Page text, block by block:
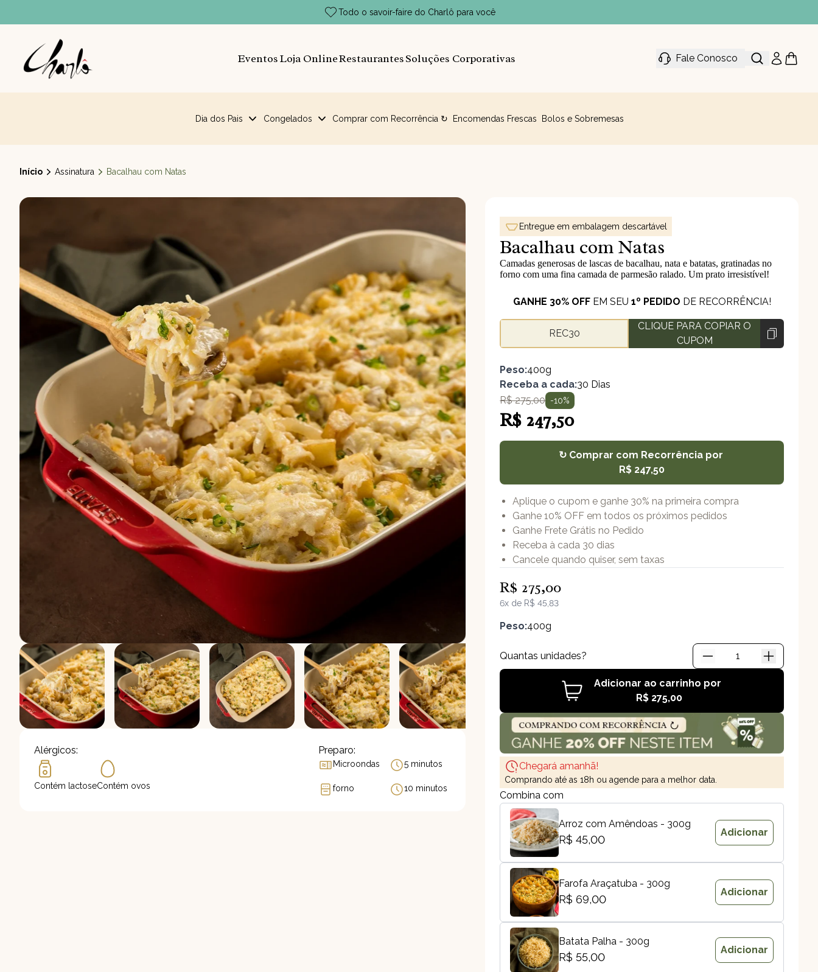
Todo o savoir-faire do Charlô para você
EventosLoja OnlineRestaurantesSoluções Corporativas Fale Conosco
Dia dos Pais Congelados Comprar com Recorrência ↻ Encomendas Frescas Bolos e Sobremesas
Início Assinatura Bacalhau com Natas
Alérgicos:
Contém lactoseContém ovos
Preparo:
Microondas 5 minutos
forno 10 minutos
Entregue em embalagem descartável
Bacalhau com Natas
Camadas generosas de lascas de bacalhau, nata e batatas, gratinadas no
forno com uma fina camada de parmesão ralado. Um prato irresistível!
GANHE 30% OFFEM SEU 1º PEDIDO DE RECORRÊNCIA!
REC30
CLIQUE PARA COPIAR O
CUPOM
Peso:400g
Receba a cada:30 Dias
R$ 275,00 -10%
R$ 247,50
↻ Comprar com Recorrência por
R$ 247,50
Bacalhau com Natas
Aplique o cupom e ganhe 30% na primeira compra
Ganhe 10% OFF em todos os próximos pedidos
Ganhe Frete Grátis no Pedido
Receba à cada 30 dias
Cancele quando quiser, sem taxas
R$ 275,00
6x de R$ 45,83
Peso:400g
Quantas unidades?
Adicionar ao carrinho por
R$ 275,00
Bacalhau com Natas
Chegará amanhã!
Comprando até as 18h ou agende para a melhor data.
Combina com
Arroz com Amêndoas - 300g
R$ 45,00
Adicionar
Farofa Araçatuba - 300g
R$ 69,00
Adicionar
Batata Palha - 300g
R$ 55,00
Adicionar